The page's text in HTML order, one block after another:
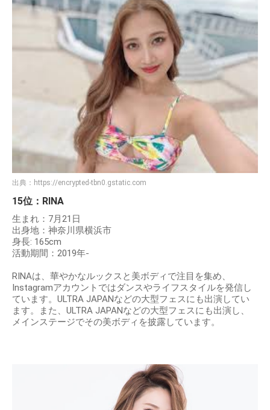
出典： https://encrypted-tbn0.gstatic.com
15位：RINA
生まれ：7月21日
出身地：神奈川県横浜市
身長: 165cm
活動期間：2019年-
RINAは、華やかなルックスと美ボディで注目を集め、
Instagramアカウントではダンスやライフスタイルを発信し
ています。ULTRA JAPANなどの大型フェスにも出演してい
ます。また、ULTRA JAPANなどの大型フェスにも出演し、
メインステージでその美ボディを披露しています。